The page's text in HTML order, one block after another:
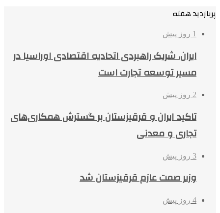
پربازدید هفته
1 روز پیش
ایران، شریک راهبردی اتحادیه اقتصادی اوراسیا در
مسیر توسعه تجارت است
2 روز پیش
تاکید ایران و قرقیزستان بر گسترش همکاری‌های
تجاری و معدنی
3 روز پیش
وزیر صمت عازم قرقیزستان شد
4 روز پیش